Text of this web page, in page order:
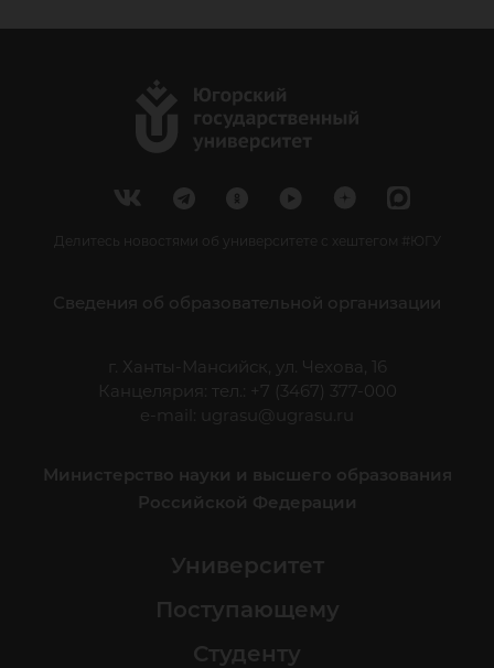
Делитесь новостями об университете с хештегом #ЮГУ
Сведения об образовательной организации
г. Ханты-Мансийск, ул. Чехова, 16
Канцелярия: тел.: +7 (3467) 377-000
e-mail:
ugrasu@ugrasu.ru
Министерство науки и высшего образования
Российской Федерации
Университет
Поступающему
Студенту